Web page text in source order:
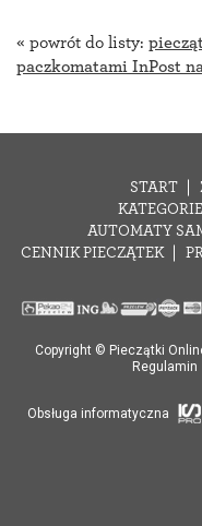
« powrót do listy:
paczkomatami InPost
START
AUTOMATY
CENNIK PIECZĄTEK
Copyright © Pieczątki
Regulamin
Obsługa informatyczna